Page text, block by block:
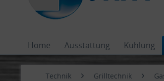
Home Ausstattung Kühlung
Technik Grilltechnik